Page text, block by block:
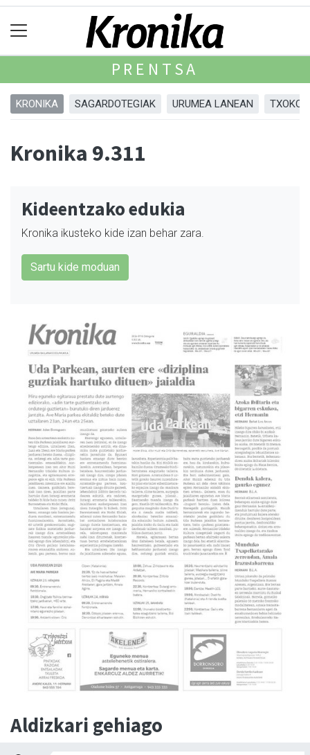
PRENTSA
KRONIKA SAGARDOTEGIAK URUMEA LANEAN
Kronika 9.311
Kideentzako edukia
Kronika ikusteko kide izan behar zara.
Sartu kide moduan
Aldizkari gehiago